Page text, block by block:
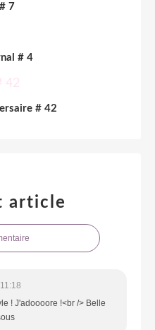
# 7
# 4
# 42
article
! J'adoooore !<br /> Belle